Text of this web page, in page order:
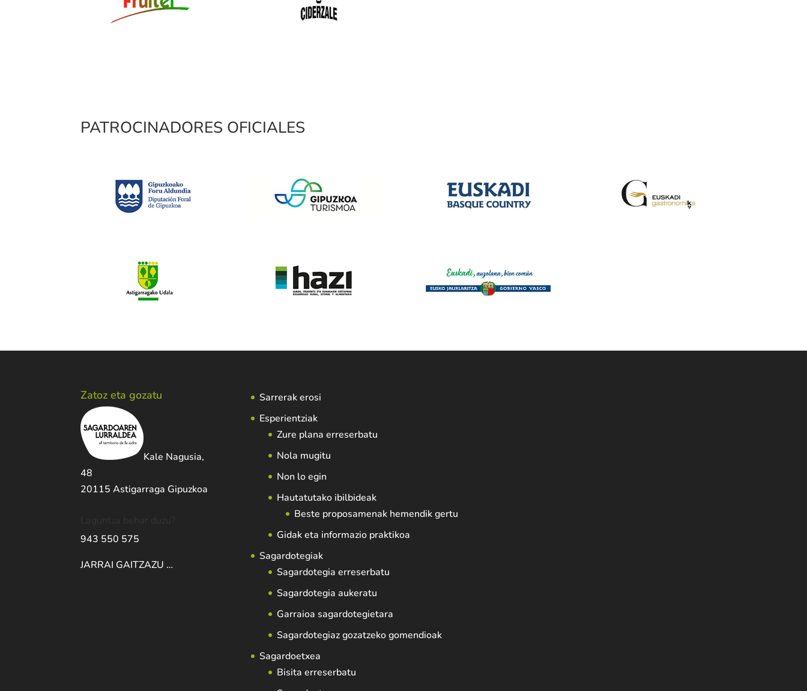
PATROCINADORES OFICIALES
Zatoz eta gozatu
Kale Nagusia,
48
20115 Astigarraga Gipuzkoa
943 550 575
JARRAI GAITZAZU …
Sarrerak erosi
Esperientziak
Zure plana erreserbatu
Nola mugitu
Non lo egin
Hautatutako ibilbideak
Beste proposamenak hemendik gertu
Gidak eta informazio praktikoa
Sagardotegiak
Sagardotegia erreserbatu
Sagardotegia aukeratu
Garraioa sagardotegietara
Sagardotegiaz gozatzeko gomendioak
Sagardoetxea
Bisita erreserbatu